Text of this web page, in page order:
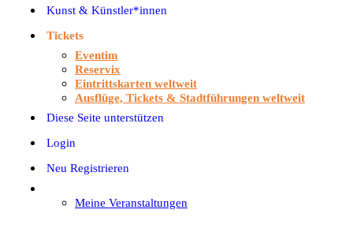
Kunst & Künstler*innen
Tickets
Eventim
Reservix
Eintrittskarten weltweit
Ausflüge, Tickets & Stadtführungen weltweit
Diese Seite unterstützen
Login
Neu Registrieren
Meine Veranstaltungen